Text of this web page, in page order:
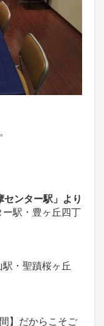
ンター駅」より
駅 ･ 豊ヶ丘四丁
･ 聖蹟桜ヶ丘
】だからこそご